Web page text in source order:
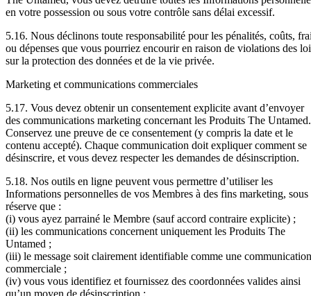
en votre possession ou sous votre contrôle sans délai excessif.
5.16. Nous déclinons toute responsabilité pour les pénalités, coûts,
ou dépenses que vous pourriez encourir en raison de violations des
sur la protection des données et de la vie privée.
Marketing et communications commerciales
5.17. Vous devez obtenir un consentement explicite avant d’envoyer
des communications marketing concernant les Produits The Untamed.
Conservez une preuve de ce consentement (y compris la date et le
contenu accepté). Chaque communication doit expliquer comment se
désinscrire, et vous devez respecter les demandes de désinscription.
5.18. Nos outils en ligne peuvent vous permettre d’utiliser les
Informations personnelles de vos Membres à des fins marketing, sous
réserve que :
(i) vous ayez parrainé le Membre (sauf accord contraire explicite) ;
(ii) les communications concernent uniquement les Produits The
Untamed ;
(iii) le message soit clairement identifiable comme une communication
commerciale ;
(iv) vous vous identifiez et fournissez des coordonnées valides ainsi
qu’un moyen de désinscription ;